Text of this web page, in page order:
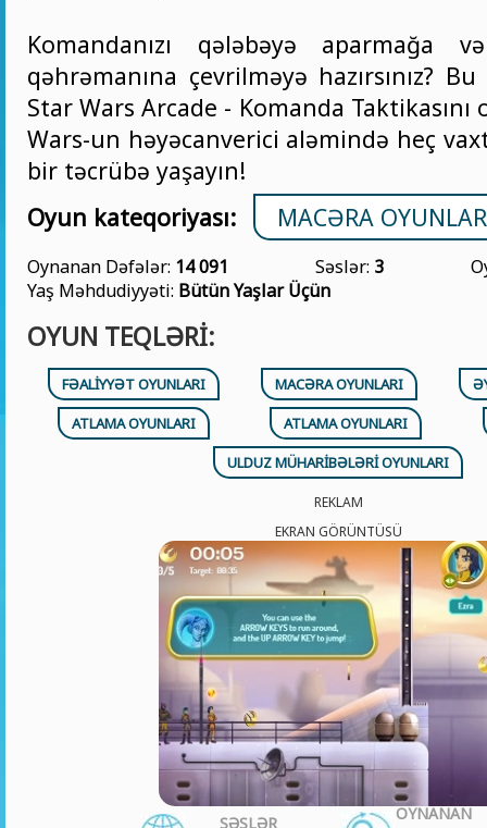
Komandanızı qələbəyə aparmağa
qəhrəmanına çevrilməyə hazırsınız?
Star Wars Arcade - Komanda Taktikasını
Wars-un həyəcanverici aləmində heç
bir təcrübə yaşayın!
Oyun kateqoriyası:
MACƏRA
Oynanan Dəfələr: 14 091 Səslər: 3
Yaş Məhdudiyyəti: Bütün Yaşlar Üçün
OYUN TEQLƏRI:
FƏALIYYƏT OYUNLARI MACƏRA OYUNLARI
ATLAMA OYUNLARI
ATLAMA OYUNLARI
ULDUZ MÜHARIBƏLƏRI OYUNLARI
REKLAM
EKRAN GÖRÜNTÜSÜ
SƏSLƏR
OYNANAN